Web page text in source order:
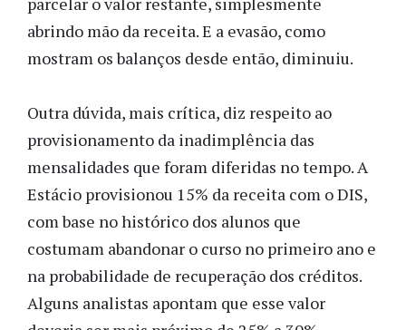
abrindo mão da receita. E a evasão, como
mostram os balanços desde então, diminuiu.
Outra dúvida, mais crítica, diz respeito ao
provisionamento da inadimplência das
mensalidades que foram diferidas no tempo. A
Estácio provisionou 15% da receita com o DIS,
com base no histórico dos alunos que
costumam abandonar o curso no primeiro ano e
na probabilidade de recuperação dos créditos.
Alguns analistas apontam que esse valor